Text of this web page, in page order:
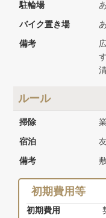
駐輪場
バイク置き場
備考
ルール
掃除
宿泊
備考
初期費用等
初期費用